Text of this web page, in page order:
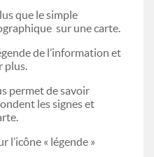
que le simple
sur une carte.
de l’information et
plus.
permet de savoir
les signes et
l’icône « légende »